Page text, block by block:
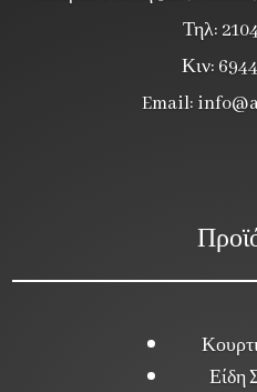
Τηλ:
Κιν:
Email:
Είδη